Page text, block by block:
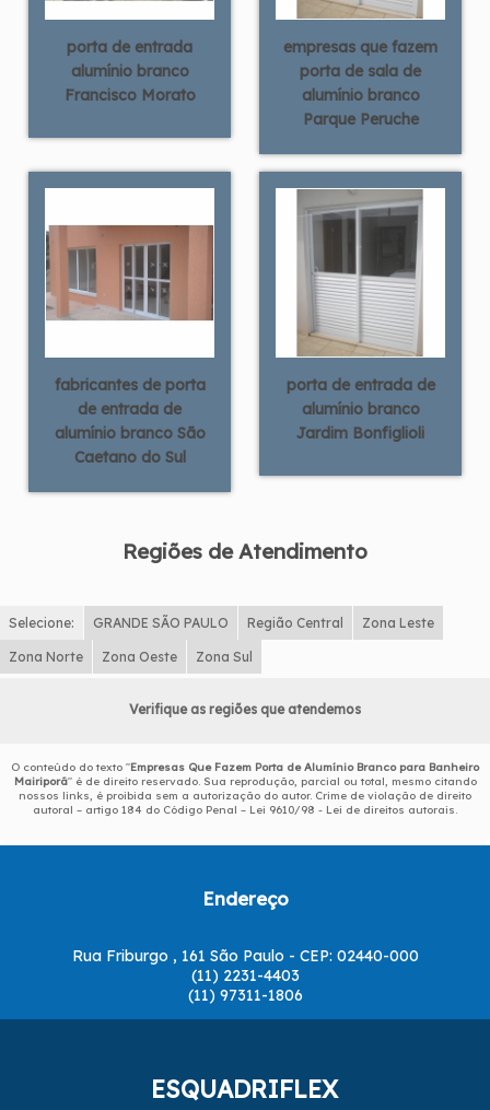
porta de entrada
alumínio branco
Francisco Morato
empresas que fazem
porta de sala de
alumínio branco
Parque Peruche
fabricantes de porta
de entrada de
alumínio branco São
Caetano do Sul
porta de entrada de
alumínio branco
Jardim Bonfiglioli
Regiões de Atendimento
Selecione: GRANDE SÃO PAULO Região Central Zona Leste
Zona Norte Zona Oeste Zona Sul
Verifique as regiões que atendemos
O conteúdo do texto "Empresas Que Fazem Porta de Alumínio Branco para Banheiro
Mairiporã" é de direito reservado. Sua reprodução, parcial ou total, mesmo citando
nossos links, é proibida sem a autorização do autor. Crime de violação de direito
autoral – artigo 184 do Código Penal – Lei 9610/98 - Lei de direitos autorais
Endereço
Rua Friburgo , 161 São Paulo - CEP: 02440-000
(11) 2231-4403
(11) 97311-1806
ESQUADRIFLEX